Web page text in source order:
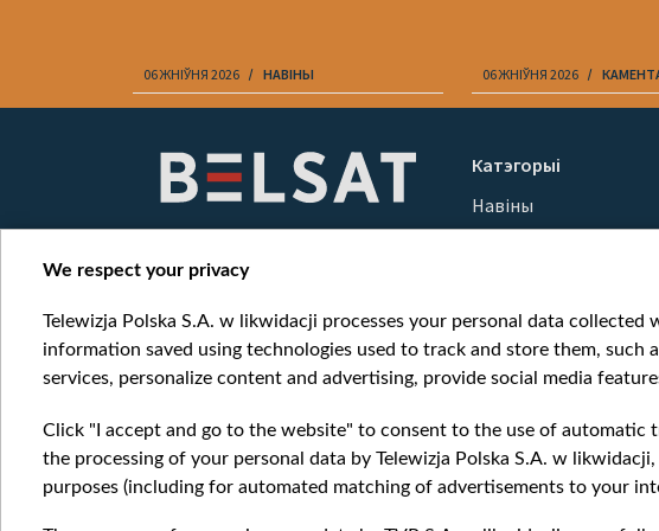
06 ЖНІЎНЯ 2026 НАВІНЫ 06 ЖНІЎНЯ 2026
Катэгорыі
Навіны
Вайна
We respect your privacy
Telewizja Polska S.A. w likwidacji processes your personal data
information saved using technologies used to track and store them,
services, personalize content and advertising, provide social media
Click "I accept and go to the website" to consent to the use of
the processing of your personal data by Telewizja Polska S.A. w likwidacji,
purposes (including for automated matching of advertisements to your